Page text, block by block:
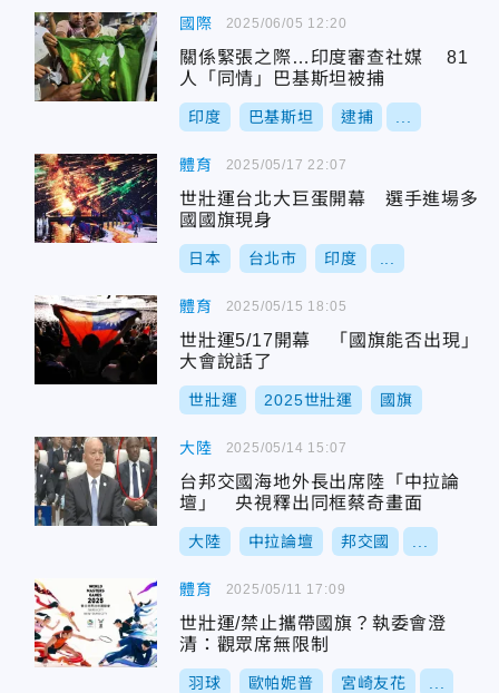
國際
關係緊張之際…印度審查社媒 81
人「同情」巴基斯坦被捕
印度 巴基斯坦 逮捕
2025/06/05 12:20
體育
世壯運台北大巨蛋開幕 選手進場多
國國旗現身
日本 台北市 印度
2025/05/17 22:07
體育
世壯運5/17開幕 「國旗能否出現」
大會說話了
世壯運 2025世壯運 國旗
2025/05/15 18:05
大陸
台邦交國海地外長出席陸「中拉論
壇」 央視釋出同框蔡奇畫面
大陸 中拉論壇 邦交國
2025/05/14 15:07
體育
世壯運/禁止攜帶國旗？執委會澄
清：觀眾席無限制
羽球 歐帕妮普 宮崎友花
2025/05/11 17:09